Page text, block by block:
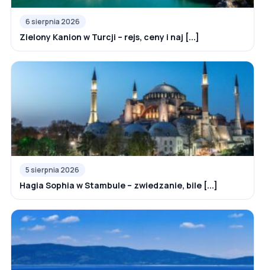
6 sierpnia 2026
Zielony Kanion w Turcji – rejs, ceny i naj [...]
5 sierpnia 2026
Hagia Sophia w Stambule – zwiedzanie, bile [...]